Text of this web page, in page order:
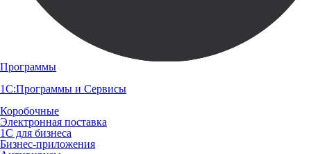
Программы
1С:Программы и Сервисы
Коробочные
Электронная поставка
1С для бизнеса
Бизнес-приложения